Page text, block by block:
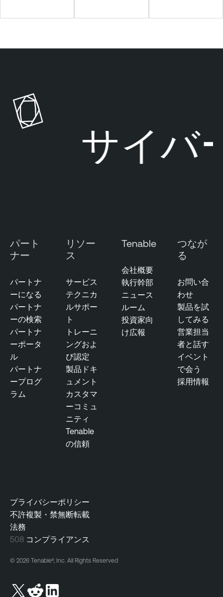
サイバ
パート
ナー
パートナ
ーになる
パートナ
ーの検索
パートナ
ーポータ
ル
パートナ
ープログ
ラム
リソー
ス
サービス
テクニカ
ルサポー
ト
トレーニ
ングおよ
び認定
製品ドキ
ュメント
カスタマ
ーコミュ
ニティ
Tenable
の信頼
Tenable
会社概要
執行幹部
ニュース
ルーム
投資家向
け広報
つなが
る
お問い合
わせ
製品を試
してみる
営業担当
者と話す
イベント
で会う
採用情報
プライバシーポリシー
不許複製・禁無断転載
法務
508 コンプライアンス
© 2026 Tenable®, Inc. All Rights Reserved